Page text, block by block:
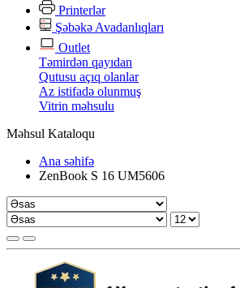
Printerlər
Şəbəkə Avadanlıqları
Outlet
Təmirdən qayıdan
Qutusu açıq olanlar
Az istifadə olunmuş
Vitrin məhsulu
Məhsul Kataloqu
Ana səhifə
ZenBook S 16 UM5606